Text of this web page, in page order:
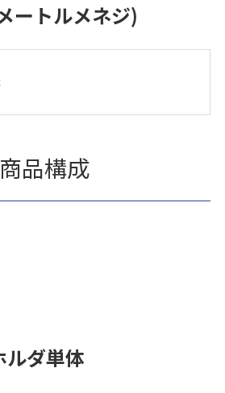
ートルメネジ)
商品構成
ルダ単体